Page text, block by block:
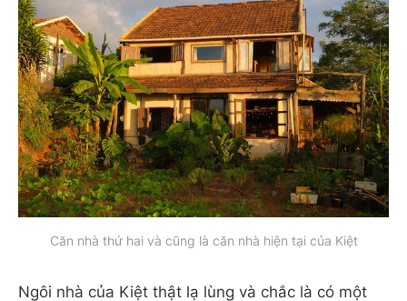
Căn nhà thứ hai và cũng là căn nhà hiện tại của Kiệt
Ngôi nhà của Kiệt thật lạ lùng và chắc là có một